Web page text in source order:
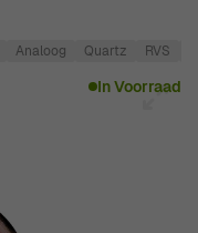
Analoog Quartz RVS
In Voorraad